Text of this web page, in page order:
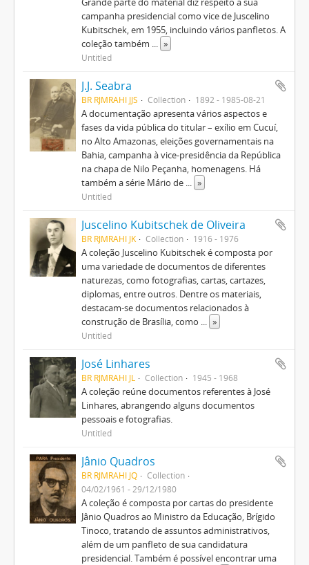
campanha presidencial como vice de Juscelino
Kubitschek, em 1955, incluindo vários panfletos. A
coleção também ... »
Untitled
J.J. Seabra
BR RJMRAHI JJS Collection 1892 - 1985-08-21
A documentação apresenta vários aspectos e
fases da vida pública do titular – exílio em Cucuí,
no Alto Amazonas, eleições governamentais na
Bahia, campanha à vice-presidência da República
na chapa de Nilo Peçanha, homenagens. Há
também a série Mário de ... »
Untitled
Juscelino Kubitschek de Oliveira
BR RJMRAHI JK Collection 1916 - 1976
A coleção Juscelino Kubitschek é composta por
uma variedade de documentos de diferentes
naturezas, como fotografias, cartas, cartazes,
diplomas, entre outros. Dentre os materiais,
destacam-se documentos relacionados à
construção de Brasília, como ... »
Untitled
José Linhares
BR RJMRAHI JL Collection 1945 - 1968
A coleção reúne documentos referentes à José
Linhares, abrangendo alguns documentos
pessoais e fotografias.
Untitled
Jânio Quadros
BR RJMRAHI JQ
Collection
04/02/1961 - 29/12/1980
A coleção é composta por cartas do presidente
Jânio Quadros ao Ministro da Educação, Brígido
Tinoco, tratando de assuntos administrativos,
além de um panfleto de sua candidatura
presidencial. Também é possível encontrar uma